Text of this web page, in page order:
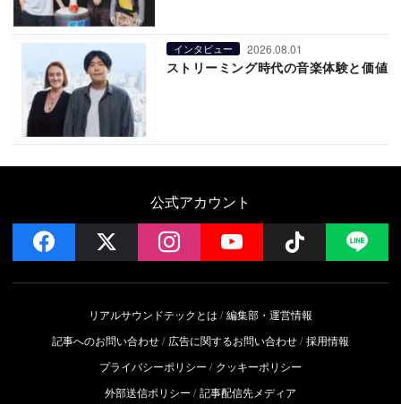
インタビュー 2026.08.01
ストリーミング時代の音楽体験と価値
公式アカウント
facebook instagramYouTube Follow
リアルサウンドテックとは
編集部・運営情報
記事へのお問い合わせ
広告に関するお問い合わせ 採用情報
プライバシーポリシー
クッキーポリシー
外部送信ポリシー
記事配信先メディア